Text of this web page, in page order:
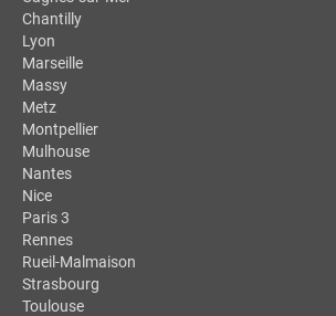
Chantilly
Lyon
Marseille
Massy
Metz
Montpellier
Mulhouse
Nantes
Nice
Paris 3
Rennes
Rueil-Malmaison
Strasbourg
Toulouse